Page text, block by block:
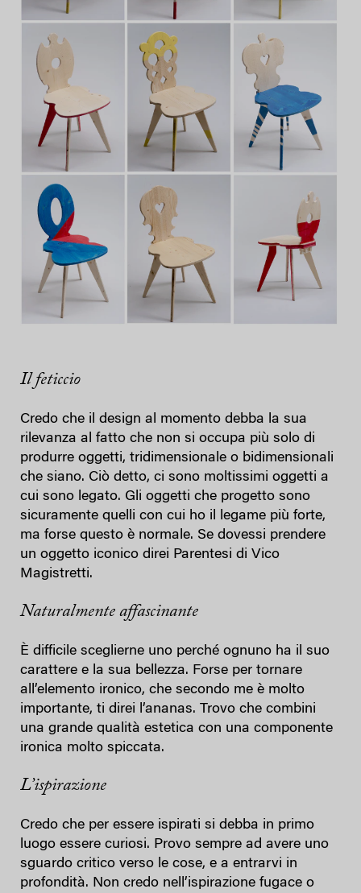
Il feticcio
Credo che il design al momento debba la sua
rilevanza al fatto che non si occupa più solo di
produrre oggetti, tridimensionale o bidimensionali
che siano. Ciò detto, ci sono moltissimi oggetti a
cui sono legato. Gli oggetti che progetto sono
sicuramente quelli con cui ho il legame più forte,
ma forse questo è normale. Se dovessi prendere
un oggetto iconico direi Parentesi di Vico
Magistretti.
Naturalmente affascinante
È difficile sceglierne uno perché ognuno ha il suo
carattere e la sua bellezza. Forse per tornare
all’elemento ironico, che secondo me è molto
importante, ti direi l’ananas. Trovo che combini
una grande qualità estetica con una componente
ironica molto spiccata.
L’ispirazione
Credo che per essere ispirati si debba in primo
luogo essere curiosi. Provo sempre ad avere uno
sguardo critico verso le cose, e a entrarvi in
profondità. Non credo nell’ispirazione fugace o